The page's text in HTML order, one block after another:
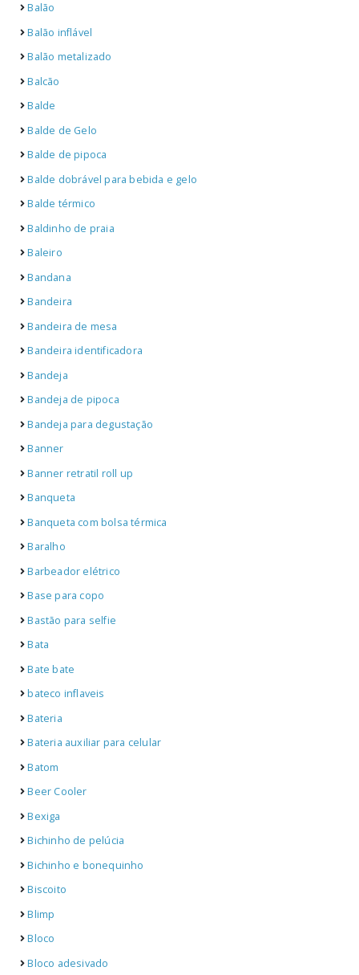
Balão
Balão inflável
Balão metalizado
Balcão
Balde
Balde de Gelo
Balde de pipoca
Balde dobrável para bebida e gelo
Balde térmico
Baldinho de praia
Baleiro
Bandana
Bandeira
Bandeira de mesa
Bandeira identificadora
Bandeja
Bandeja de pipoca
Bandeja para degustação
Banner
Banner retratil roll up
Banqueta
Banqueta com bolsa térmica
Baralho
Barbeador elétrico
Base para copo
Bastão para selfie
Bata
Bate bate
bateco inflaveis
Bateria
Bateria auxiliar para celular
Batom
Beer Cooler
Bexiga
Bichinho de pelúcia
Bichinho e bonequinho
Biscoito
Blimp
Bloco
Bloco adesivado